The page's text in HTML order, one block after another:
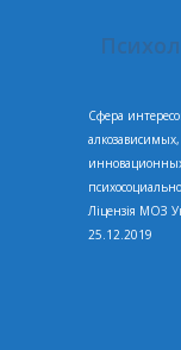
Сфера
Ліцензія МОЗ
25.12.2019